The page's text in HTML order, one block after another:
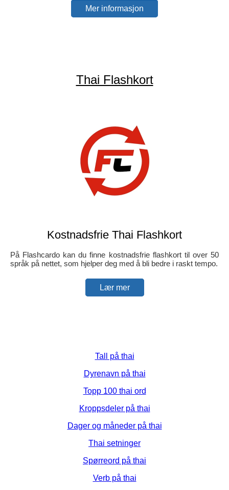
Mer informasjon
Thai Flashkort
Kostnadsfrie Thai Flashkort
På Flashcardo kan du finne kostnadsfrie flashkort til over 50
språk på nettet, som hjelper deg med å bli bedre i raskt tempo.
Lær mer
Tall på thai
Dyrenavn på thai
Topp 100 thai ord
Kroppsdeler på thai
Dager og måneder på thai
Thai setninger
Spørreord på thai
Verb på thai